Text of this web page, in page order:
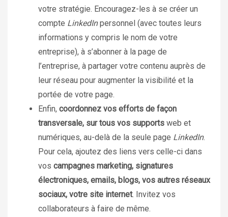
votre stratégie. Encouragez-les à se créer un
compte LinkedInpersonnel (avec toutes leurs
informations y compris le nom de votre
entreprise), à s’abonner à la page de
l’entreprise, à partager votre contenu auprès de
leur réseau pour augmenter la visibilité et la
portée de votre page.
Enfin, coordonnez vos efforts de façon
transversale, sur tous vos supports web et
numériques, au-delà de la seule page LinkedIn.
Pour cela, ajoutez des liens vers celle-ci dans
vos campagnes marketing, signatures
électroniques, emails, blogs, vos autres réseaux
sociaux, votre site internet. Invitez vos
collaborateurs à faire de même.